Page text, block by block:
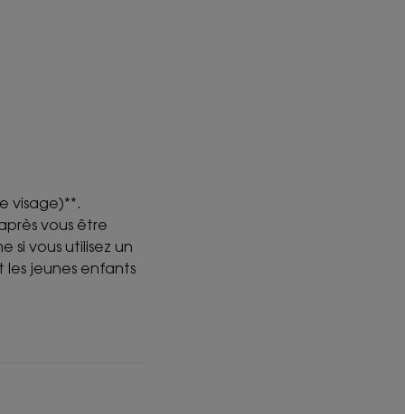
visage)**.
vous être
si vous utilisez un
les jeunes enfants